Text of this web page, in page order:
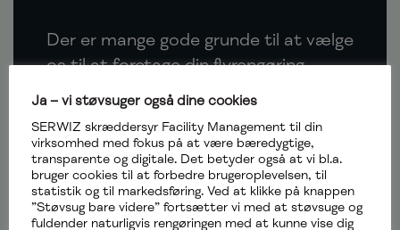
Der er mange gode grunde til at vælge
os til at foretage din flyrengøring.
Også mange flere grunde end at vi
blot er grundige. For selvfølgelig er vi
grundige – men vi er også meget mere
end det. Én måde, hvorpå vi blandt
andet skiller os ud fra mængden, er
ved at anvende bæredygtige
Ja – vi støvsuger også dine cookies
SERWIZ skræddersyr Facility Management til din
virksomhed med fokus på at være bæredygtige,
transparente og digitale. Det betyder også at vi bl.a.
bruger cookies til at forbedre brugeroplevelsen, til
statistik og til markedsføring. Ved at klikke på knappen
”Støvsug bare videre” fortsætter vi med at støvsuge og
fuldender naturligvis rengøringen med at kunne vise dig